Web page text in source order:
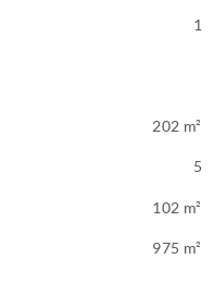
1
202 m²
5
102 m²
975 m²